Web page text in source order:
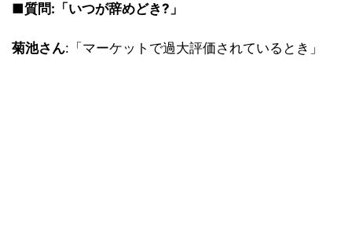
■質問:「いつが辞めどき?」
菊池さん:「マーケットで過大評価されているとき」